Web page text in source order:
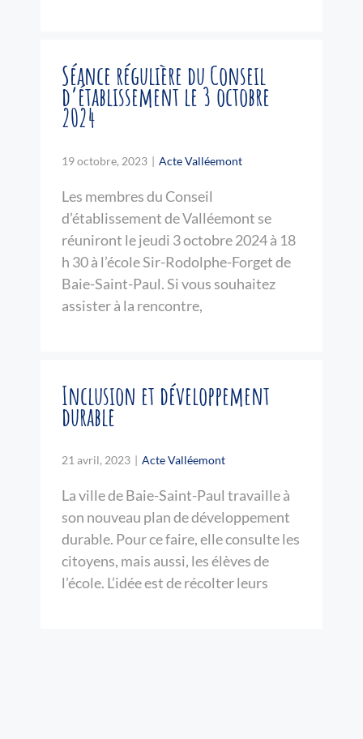
Séance régulière du Conseil
d’établissement le 3 octobre
2024
19 octobre, 2023 | Acte Valléemont
Les membres du Conseil
d’établissement de Valléemont se
réuniront le jeudi 3 octobre 2024 à 18
h 30 à l’école Sir-Rodolphe-Forget de
Baie-Saint-Paul. Si vous souhaitez
assister à la rencontre,
Inclusion et développement
durable
21 avril, 2023 | Acte Valléemont
La ville de Baie-Saint-Paul travaille à
son nouveau plan de développement
durable. Pour ce faire, elle consulte les
citoyens, mais aussi, les élèves de
l’école. L’idée est de récolter leurs